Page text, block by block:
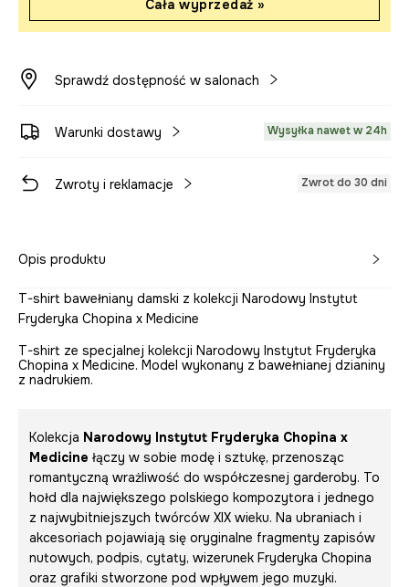
Cała wyprzedaż »
Sprawdź dostępność w salonach
Warunki dostawy Wysyłka nawet w 24h
Zwroty i reklamacje Zwrot do 30 dni
Opis produktu
T-shirt bawełniany damski z kolekcji Narodowy Instytut
Fryderyka Chopina x Medicine
T-shirt ze specjalnej kolekcji Narodowy Instytut Fryderyka
Chopina x Medicine. Model wykonany z bawełnianej dzianiny
z nadrukiem.
Kolekcja Narodowy Instytut Fryderyka Chopina x
Medicine łączy w sobie modę i sztukę, przenosząc
romantyczną wrażliwość do współczesnej garderoby. To
hołd dla największego polskiego kompozytora i jednego
z najwybitniejszych twórców XIX wieku. Na ubraniach i
akcesoriach pojawiają się oryginalne fragmenty zapisów
nutowych, podpis, cytaty, wizerunek Fryderyka Chopina
oraz grafiki stworzone pod wpływem jego muzyki.